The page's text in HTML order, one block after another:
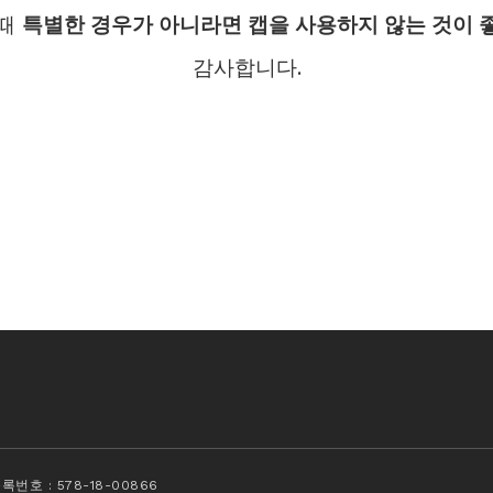
특별한 경우가 아니라면 캡을 사용하지 않는 것이
감사합니다.
번호 : 578-18-00866